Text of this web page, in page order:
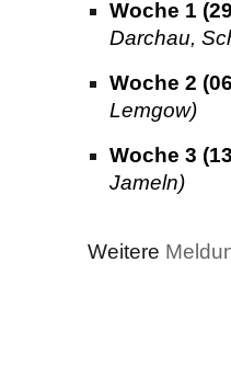
Woche 1
Darchau,
Woche 2
Lemgow)
Woche 3
Jameln)
Weitere